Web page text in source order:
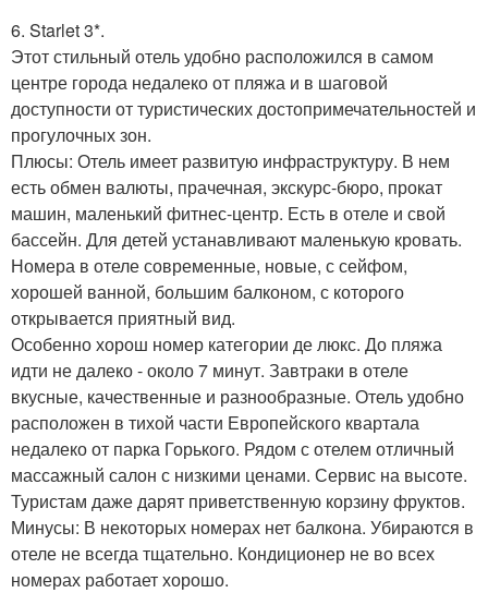
6. Starlet 3*.
Этот стильный отель удобно расположился в самом
центре города недалеко от пляжа и в шаговой
доступности от туристических достопримечательностей и
прогулочных зон.
Плюсы: Отель имеет развитую инфраструктуру. В нем
есть обмен валюты, прачечная, экскурс-бюро, прокат
машин, маленький фитнес-центр. Есть в отеле и свой
бассейн. Для детей устанавливают маленькую кровать.
Номера в отеле современные, новые, с сейфом,
хорошей ванной, большим балконом, с которого
открывается приятный вид.
Особенно хорош номер категории де люкс. До пляжа
идти не далеко - около 7 минут. Завтраки в отеле
вкусные, качественные и разнообразные. Отель удобно
расположен в тихой части Европейского квартала
недалеко от парка Горького. Рядом с отелем отличный
массажный салон с низкими ценами. Сервис на высоте.
Туристам даже дарят приветственную корзину фруктов.
Минусы: В некоторых номерах нет балкона. Убираются в
отеле не всегда тщательно. Кондиционер не во всех
номерах работает хорошо.